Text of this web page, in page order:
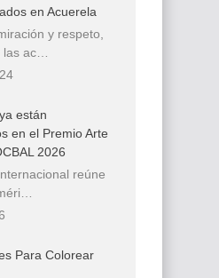
en Acuerela
y respeto,
ac…
están
en el Premio Arte
2026
reúne
Para Colorear